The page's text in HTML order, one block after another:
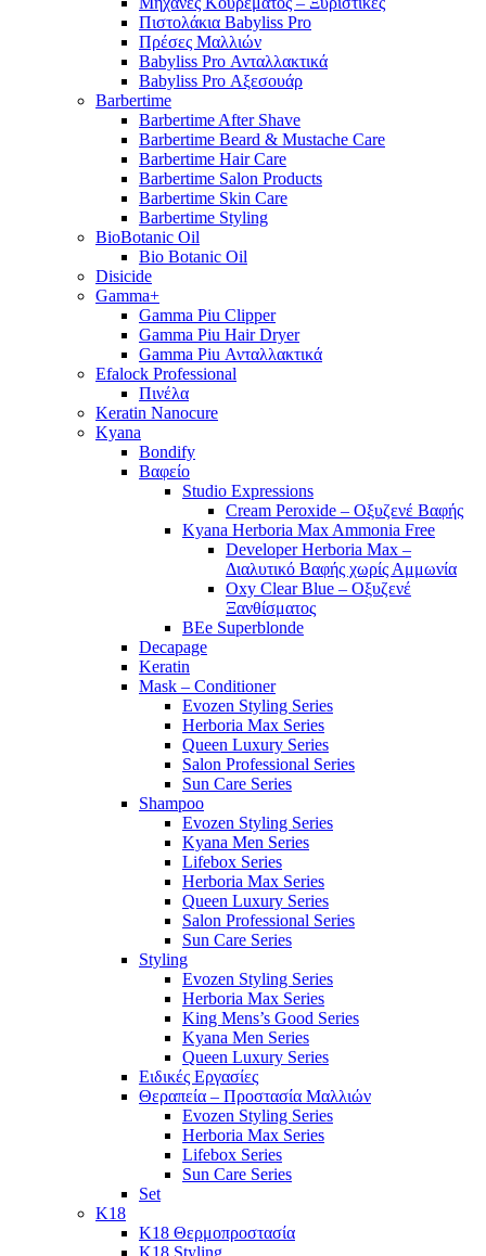
Πιστολάκια Babyliss Pro
Πρέσες Μαλλιών
Babyliss Pro Ανταλλακτικά
Babyliss Pro Αξεσουάρ
Barbertime
Barbertime After Shave
Barbertime Beard & Mustache Care
Barbertime Hair Care
Barbertime Salon Products
Barbertime Skin Care
Barbertime Styling
BioBotanic Oil
Bio Botanic Oil
Disicide
Gamma+
Gamma Piu Clipper
Gamma Piu Hair Dryer
Gamma Piu Ανταλλακτικά
Efalock Professional
Πινέλα
Keratin Nanocure
Kyana
Bondify
Βαφείο
Studio Expressions
Cream Peroxide – Οξυζενέ Βαφής
Kyana Herboria Max Ammonia Free
Developer Herboria Max –
Διαλυτικό Βαφής χωρίς Αμμωνία
Oxy Clear Blue – Οξυζενέ
Ξανθίσματος
BEe Superblonde
Decapage
Keratin
Mask – Conditioner
Evozen Styling Series
Herboria Max Series
Queen Luxury Series
Salon Professional Series
Sun Care Series
Shampoo
Evozen Styling Series
Kyana Men Series
Lifebox Series
Herboria Max Series
Queen Luxury Series
Salon Professional Series
Sun Care Series
Styling
Evozen Styling Series
Herboria Max Series
King Mens’s Good Series
Kyana Men Series
Queen Luxury Series
Ειδικές Εργασίες
Θεραπεία – Προστασία Μαλλιών
Evozen Styling Series
Herboria Max Series
Lifebox Series
Sun Care Series
Set
K18
K18 Θερμοπροστασία